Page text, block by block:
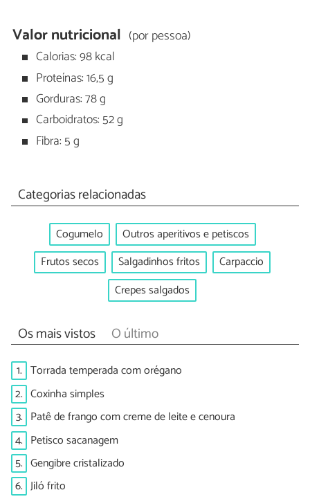
Valor nutricional (por pessoa)
Calorias: 98 kcal
Proteínas: 16,5 g
Gorduras: 78 g
Carboidratos: 52 g
Fibra: 5 g
Categorias relacionadas
Cogumelo
Outros aperitivos e petiscos
Frutos secos
Salgadinhos fritos
Carpaccio
Crepes salgados
Os mais vistos O último
1. Torrada temperada com orégano
2. Coxinha simples
3. Patê de frango com creme de leite e cenoura
4. Petisco sacanagem
5. Gengibre cristalizado
6. Jiló frito